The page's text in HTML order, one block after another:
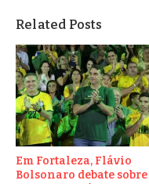
Related Posts
Em Fortaleza, Flávio
Bolsonaro debate sobre